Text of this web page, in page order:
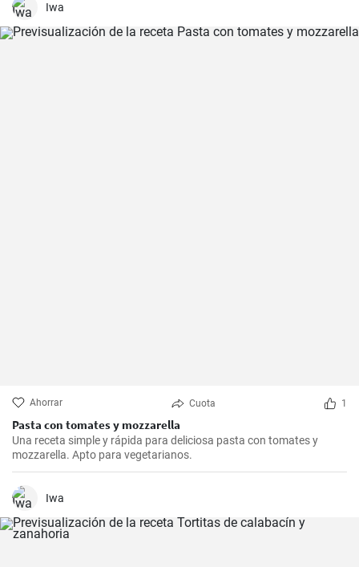
Iwa
Ahorrar Cuota 1
Pasta con tomates y mozzarella
Una receta simple y rápida para deliciosa pasta con tomates y
mozzarella. Apto para vegetarianos.
Iwa